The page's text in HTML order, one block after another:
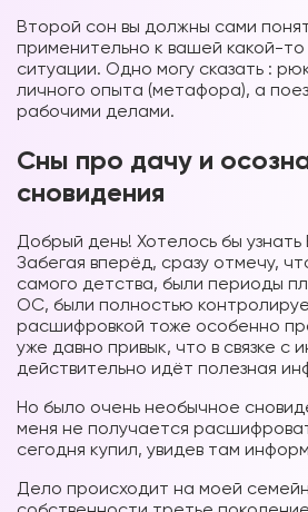
Второй сон вы должны сами
применительно к вашей какой-
ситуации. Одно могу сказать :
личного опыта (метафора), а
рабочими делами.
Сны про дачу и
сновидения
Добрый день! Хотелось бы
Забегая вперёд, сразу отмечу,
самого детства, были периоды
ОС, были полностью
расшифровкой тоже особенно
уже давно привык, что в связке с
действительно идёт полезная
Но было очень необычное
меня не получается
сегодня купил, увидев там
Дело происходит на моей